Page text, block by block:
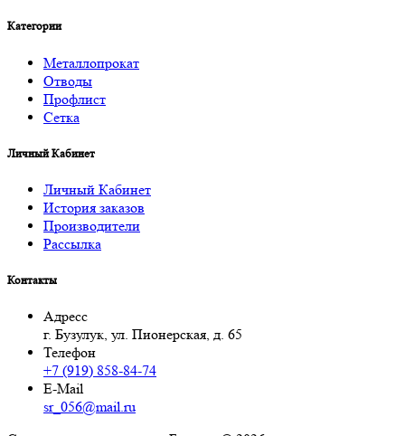
Категории
Металлопрокат
Отводы
Профлист
Сетка
Личный Кабинет
Личный Кабинет
История заказов
Производители
Рассылка
Контакты
Адресс
г. Бузулук, ул. Пионерская, д. 65
Телефон
+7 (919) 858-84-74
E-Mail
sr_056@mail.ru